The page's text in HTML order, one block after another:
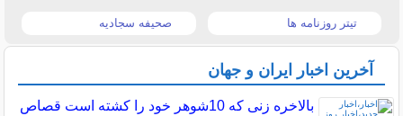
تیتر روزنامه ها صحیفه سجادیه
آخرین اخبار ایران و جهان
بالاخره زنی که 10شوهر خود را کشته است قصاص